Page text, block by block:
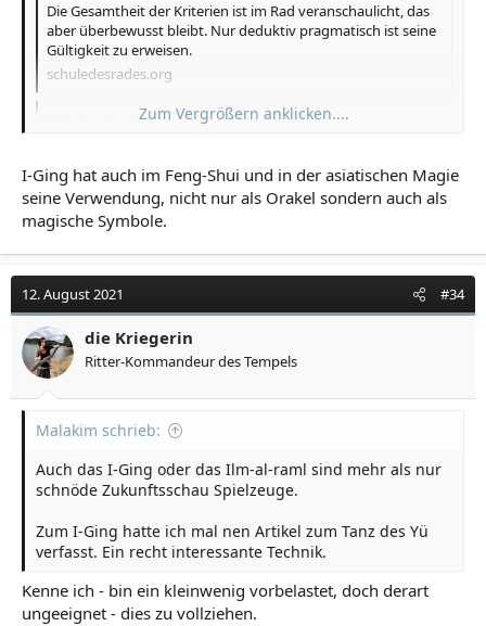
Die Gesamtheit der Kriterien ist im Rad veranschaulicht, das
aber überbewusst bleibt. Nur deduktiv pragmatisch ist seine
Gültigkeit zu erweisen.
schuledesrades.org
Schule des Rades :: Arnold Keyserling :: Das magische Rad Zentralasiens :: Meisterspiel | Karo Karten
kann man ihren Impuls unabhängig vom Horoskop
anjochen.
schuledesrades.org
Schule des Rades :: Arnold Keyserling :: Das magische Rad Zentralasiens :: Meisterspiel | Kreuz Karten
Die geometrische Intuition, das Rad als komplexe Darstellung
aller Verhältnisse der ebenen Geometrie, ist imstande eine
klare Anschauung zu vermitteln. Geometrische Wahrheiten
sind unmittelbar evident.
schuledesrades.org
Schule des Rades :: Arnold Keyserling :: Das magische Rad Zentralasiens :: Meisterspiel | Herz Karten
dessen Sehnsucht sich auf Befreiung und Erlösung richtet.
schuledesrades.org
Schule des Rades :: Arnold Keyserling :: Das magische Rad Zentralasiens :: Meisterspiel | Pik Karten
Die Stimme der Offenbarung verstummt nie. Sie ist jedem
Sie kommt aus dem Osten, wo der Himmel aufgeht, bringt
Licht und Erleuchtung, Weisung aus dem Feuer.
Zum Vergrößern anklicken....
I-Ging hat auch im Feng-Shui und in der asiatischen Magie
seine Verwendung, nicht nur als Orakel sondern auch als
magische Symbole.
12. August 2021 #34
die Kriegerin
Ritter-Kommandeur des Tempels
Malakim schrieb:
Auch das I-Ging oder das Ilm-al-raml sind mehr als nur
schnöde Zukunftsschau Spielzeuge.
Zum I-Ging hatte ich mal nen Artikel zum Tanz des Yü
verfasst. Ein recht interessante Technik.
Kenne ich - bin ein kleinwenig vorbelastet, doch derart
ungeeignet - dies zu vollziehen.